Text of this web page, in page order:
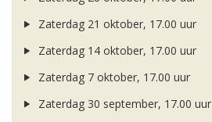
Zaterdag 21 oktober, 17.00 uur
Zaterdag 14 oktober, 17.00 uur
Zaterdag 7 oktober, 17.00 uur
Zaterdag 30 september, 17.00 uur